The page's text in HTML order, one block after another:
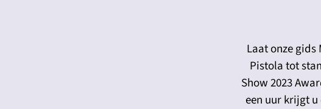
Laat onze
Pistola tot
Show 2023
een uur krijgt